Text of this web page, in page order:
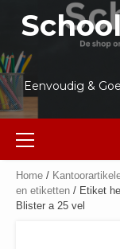
inhoud
Eenvoudig &
Primair
menu
Home /
en etiketten / Etiket
Blister a 25 vel